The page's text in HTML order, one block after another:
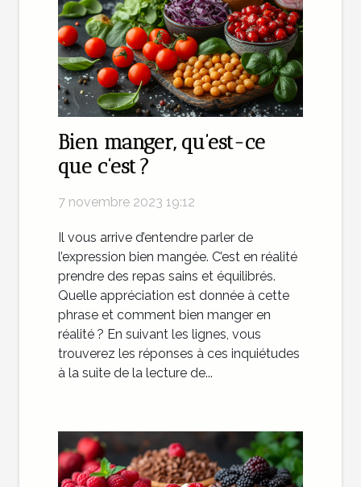
Bien manger, qu’est-ce
que c’est ?
7 novembre 2023 19:12
Il vous arrive d’entendre parler de
l’expression bien mangée. C’est en réalité
prendre des repas sains et équilibrés.
Quelle appréciation est donnée à cette
phrase et comment bien manger en
réalité ? En suivant les lignes, vous
trouverez les réponses à ces inquiétudes
à la suite de la lecture de...